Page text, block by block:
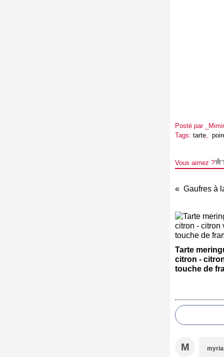
Posté par
Tags: tarte,
Vous aimez ?
Tarte
citron -
touche de
M